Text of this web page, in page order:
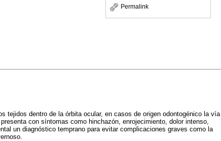
Permalink
tejidos dentro de la órbita ocular, en casos de origen odontogénico la vía
con síntomas como hinchazón, enrojecimiento, dolor intenso,
un diagnóstico temprano para evitar complicaciones graves como la